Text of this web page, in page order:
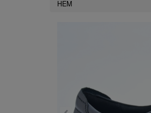
HEM